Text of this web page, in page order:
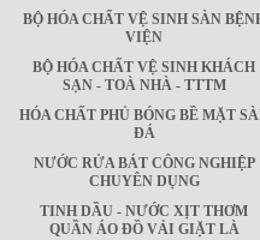
BỘ HÓA CHẤT VỆ SINH SÀN
VIỆN
BỘ HÓA CHẤT VỆ SINH KHÁCH
SẠN - TOÀ NHÀ - TTTM
HÓA CHẤT PHỦ BÓNG BỀ MẶT
ĐÁ
NƯỚC RỬA BÁT CÔNG NGHIỆP
CHUYÊN DỤNG
TINH DẦU - NƯỚC XỊT THƠM
QUẦN ÁO ĐỒ VẢI GIẶT LÀ